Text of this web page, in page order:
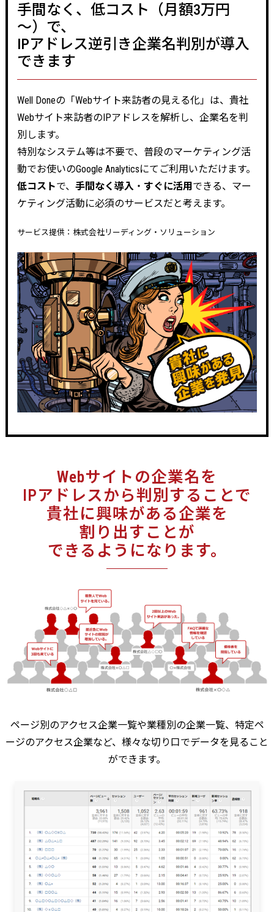
手間なく、低コスト（月額3万円
～）で、
IPアドレス逆引き企業名判別が導入
できます
Well Doneの「Webサイト来訪者の見える化」は、貴社
Webサイト来訪者のIPアドレスを解析し、企業名を判
別します。
特別なシステム等は不要で、普段のマーケティング活
動でお使いのGoogle Analyticsにてご利用いただけます。
低コストで、 手間なく導入 ・ すぐに活用 できる、マー
ケティング活動に必須のサービスだと考えます。
サービス提供：株式会社リーディング・ソリューション
Webサイトの企業名を
IPアドレスから判別することで
貴社に興味がある 企業を
割り出すことが
できるようになります。
ページ別のアクセス企業一覧や業種別の企業一覧、特定ペ
ージのアクセス企業など、様々な切り口でデータを見ること
ができます。